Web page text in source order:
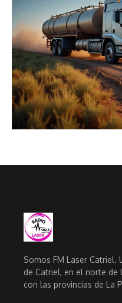
Somos FM Laser Catriel.
de Catriel, en el norte
con las provincias de La